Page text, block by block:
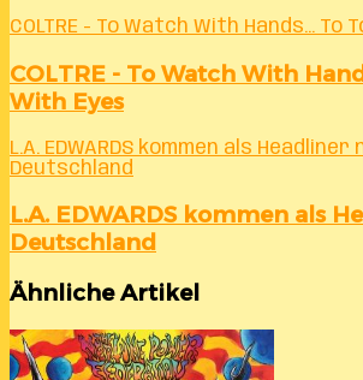
COLTRE - To Watch With Hands... To
COLTRE - To Watch With
With Eyes
L.A. EDWARDS kommen als Headliner
Deutschland
L.A. EDWARDS kommen als
Deutschland
Ähnliche Artikel